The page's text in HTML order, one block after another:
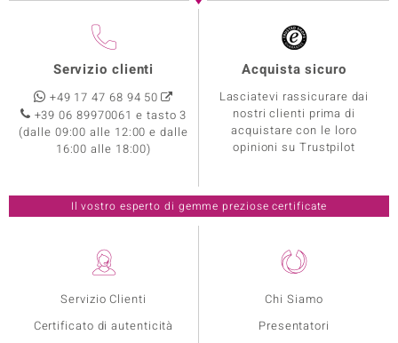
Servizio Clienti
Certificato di autenticità
Chi Siamo
Presentatori
Servizio clienti
+49 17 47 68 94 50
+39 06 89970061 e tasto 3
(dalle 09:00 alle 12:00 e dalle
16:00 alle 18:00)
Acquista sicuro
Lasciatevi rassicurare dai
nostri clienti prima di
acquistare con le loro
opinioni su Trustpilot
Il vostro esperto di gemme preziose certificate